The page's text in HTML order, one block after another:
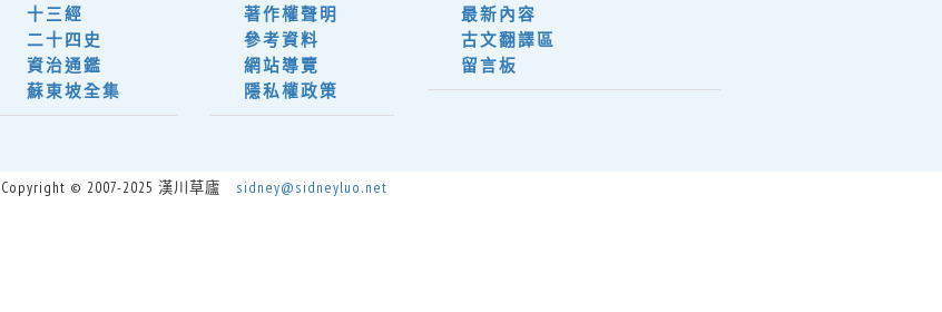
十三經
二十四史
資治通鑑
蘇東坡全集
著作權聲明
參考資料
網站導覽
隱私權政策
最新內容
古文翻譯區
留言板
Copyright © 2007-2025 漢川草廬 sidney@sidneyluo.net